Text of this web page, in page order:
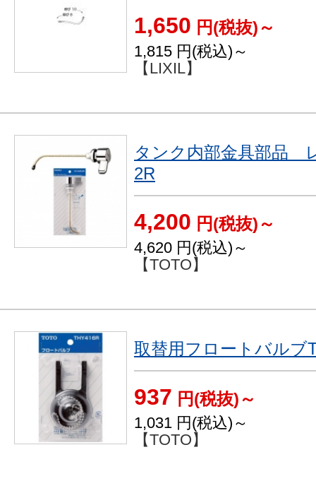
1,650 円(税抜)～
1,815 円(税込)～
【LIXIL】
タンク内部金具部品
2R
4,200 円(税抜)～
4,620 円(税込)～
【TOTO】
取替用フロートバルブ
937 円(税抜)～
1,031 円(税込)～
【TOTO】